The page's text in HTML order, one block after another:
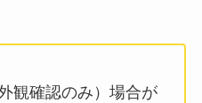
観確認のみ）場合が